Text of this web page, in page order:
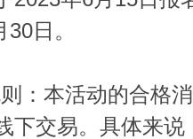
日。
：本活动的合格
下交易。具体来